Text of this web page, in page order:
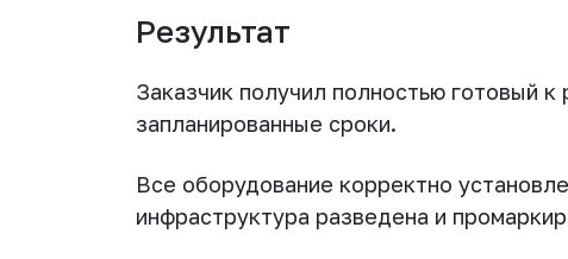
Результат
Заказчик получил полностью готовый
запланированные сроки.
Все оборудование корректно
инфраструктура разведена и